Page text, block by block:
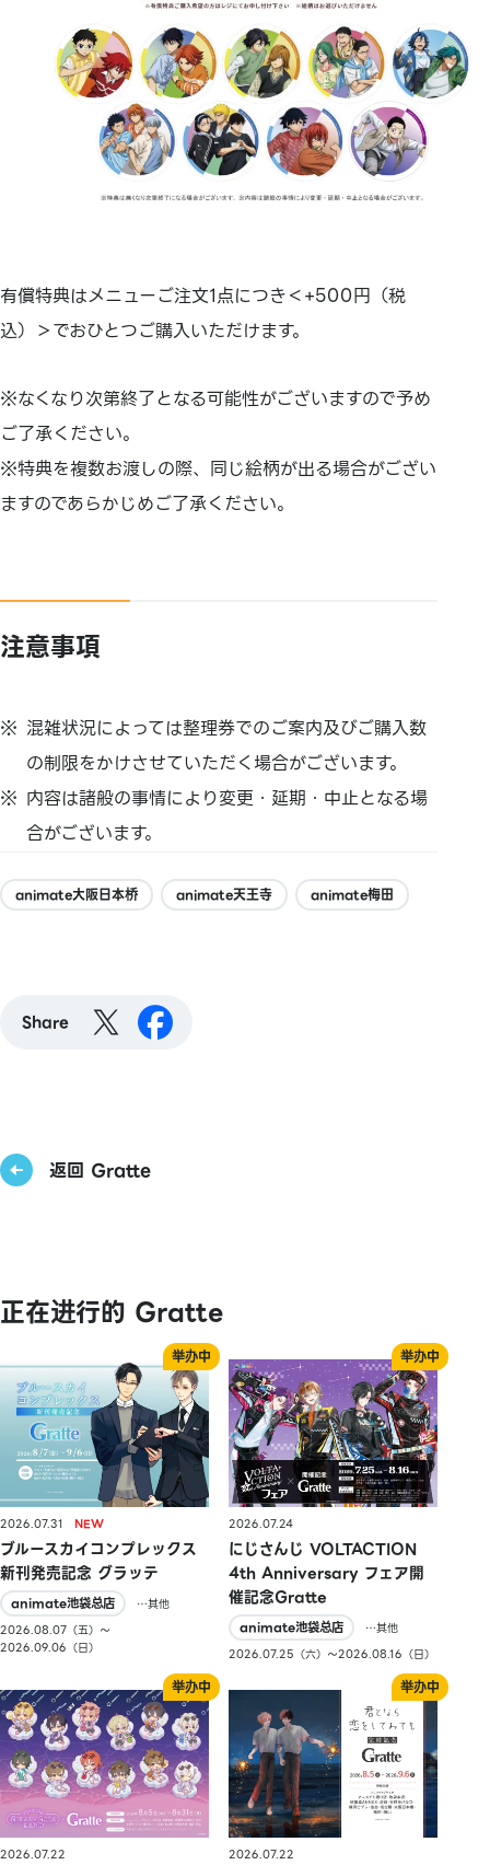
有償特典はメニューご注文1点につき＜+500円（税
込）＞でおひとつご購入いただけます。
※なくなり次第終了となる可能性がございますので予め
ご了承ください。
※特典を複数お渡しの際、同じ絵柄が出る場合がござい
ますのであらかじめご了承ください。
注意事項
混雑状況によっては整理券でのご案内及びご購入数
の制限をかけさせていただく場合がございます。
内容は諸般の事情により変更・延期・中止となる場
合がございます。
animate大阪日本桥 animate天王寺 animate梅田
Share
返回 Gratte
正在进行的 Gratte
2026.07.31
ブルースカイコンプレックス
新刊発売記念 グラッテ
animate池袋总店
…其他
2026.08.07（五）〜
2026.09.06（日）
2026.07.24
にじさんじ VOLTACTION
4th Anniversary フェア開
催記念Gratte
animate池袋总店
…其他
2026.07.25（六）〜2026.08.16（日）
2026.07.22 2026.07.22